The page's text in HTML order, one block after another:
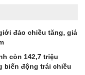
đảo chiều tăng, giá
còn 142,7 triệu
biến động trái chiều